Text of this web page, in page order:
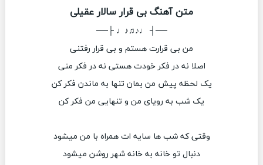
متن آهنگ بی قرار سالار عقیلی
──┤ ♩♪♫♪♩ ├──
من بی قرارت هستم و بی قرار رفتنی
اصلا نه در فکر خودت هستی نه در فکر منی
یک لحظه پیش من بمان تنها به ماندن فکر کن
یک شب به رویای من و تنهایی من فکر کن
وقتی که شب ها سایه ات همراه با من میشود
دنبال تو خانه به خانه شهر روشن میشود